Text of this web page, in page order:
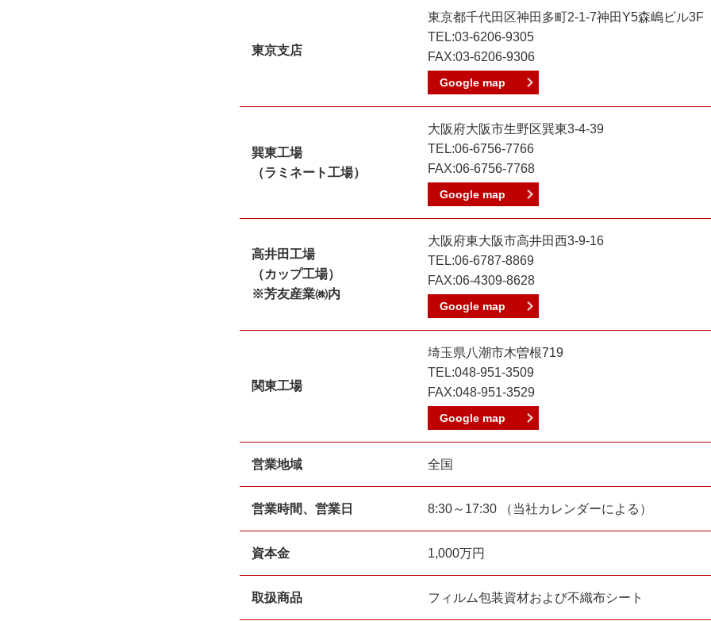
東京支店
東京都千代田区神田多町2-1-7神田Y5森嶋ビル3F
TEL:03-6206-9305
FAX:03-6206-9306
Google map
巽東工場
（ラミネート工場）
大阪府大阪市生野区巽東3-4-39
TEL:06-6756-7766
FAX:06-6756-7768
Google map
高井田工場
（カップ工場）
※芳友産業㈱内
大阪府東大阪市高井田西3-9-16
TEL:06-6787-8869
FAX:06-4309-8628
Google map
関東工場
埼玉県八潮市木曽根719
TEL:048-951-3509
FAX:048-951-3529
Google map
営業地域 全国
営業時間、営業日 8:30～17:30 （当社カレンダーによる）
資本金 1,000万円
取扱商品 フィルム包装資材および不織布シート